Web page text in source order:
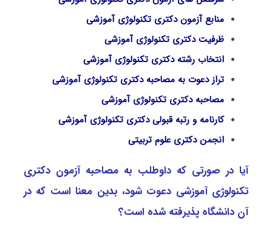
منابع آزمون دکتری تکنولوژی آموزشی
ظرفیت دکتری تکنولوژی آموزشی
انتخاب رشته دکتری تکنولوژی آموزشی
تراز دعوت به مصاحبه دکتری تکنولوژی آموزشی
مصاحبه دکتری تکنولوژی آموزشی
کارنامه و رتبه قبولی دکتری تکنولوژی آموزشی
انجمن دکتری علوم تربیتی
آیا در صورتی که داوطلب به مصاحبه آزمون دکتری
تکنولوژی آموزشی دعوت شود، بدین معنا است که در
آن دانشگاه پذیرفته شده است؟